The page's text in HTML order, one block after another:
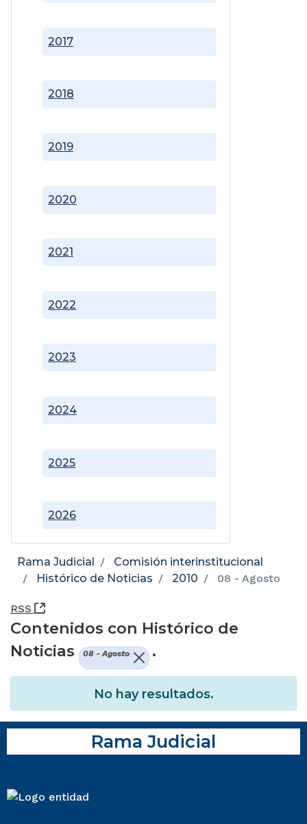
2017
2018
2019
2020
2021
2022
2023
2024
2025
2026
Rama Judicial
Comisión interinstitucional
Histórico de Noticias
2010 08 - Agosto
RSS (Abre una nueva ventana)
Contenidos con Histórico de
Noticias
08 - Agosto .
No hay resultados.
Rama Judicial